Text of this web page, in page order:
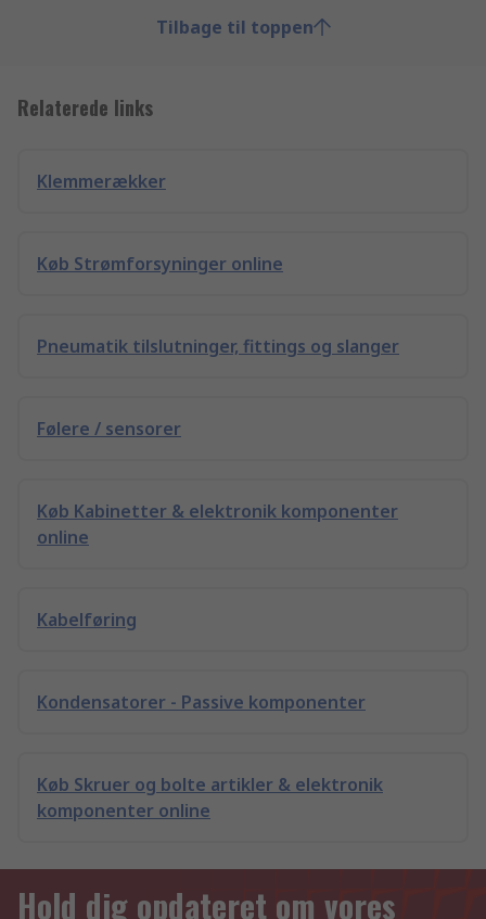
Tilbage til toppen
Relaterede links
Klemmerækker
Køb Strømforsyninger online
Pneumatik tilslutninger, fittings og slanger
Følere / sensorer
Køb Kabinetter & elektronik komponenter
online
Kabelføring
Kondensatorer - Passive komponenter
Køb Skruer og bolte artikler & elektronik
komponenter online
Hold dig opdateret om vores